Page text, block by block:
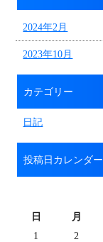
2024年2月
2023年10月
カテゴリー
日記
投稿日カレンダー
日 月
1
2